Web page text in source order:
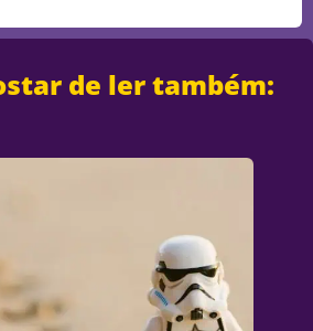
de ler também: